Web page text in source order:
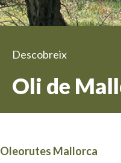
Descobreix
Oli de
Oleorutes Mallorca